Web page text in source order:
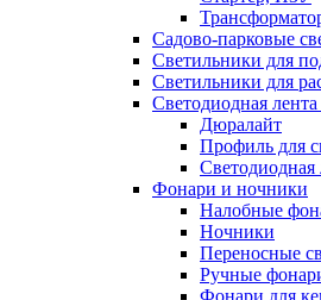
Садово-парковые
Светильники для
Светильники для
Светодиодная
Дюралайт
Профиль для
Светодиодная
Фонари и ночники
Налобные
Ночники
Переносные
Ручные
Фонари для